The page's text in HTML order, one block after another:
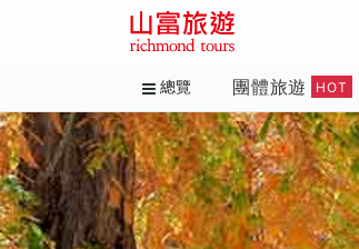
總覽 團體旅遊 HOT